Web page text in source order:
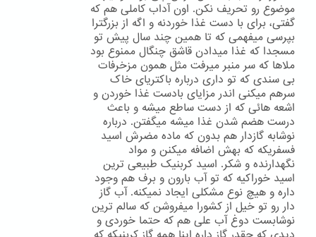
موضوع رو تحریف نکن. اون آداب کاملی هم که
گفتی، برای با دست غذا خوردنه و اگه از بزرگترا
بپرسی میفهمی که تا همین چند سال پیش تو
مسجدا که غذا میدادن قاشق چنگال ممنوع بود
ملاها که سر منبر میرفت مثل همون مزخرفات
بی سندی که تو داری درباره باکتریای خاک
سرهم میکنی اندر مزایای بادست غذا خوردن و
اشعه هائی که از دست ساطع میشه و باعث
درست هضم شدن غذا میشه میگفتن. درباره
نوشابه گازدار هم بدون که ماده مضرش اسید
فسفریکه که بهش اضافه میکنن و مواد
نگهدارنده و شکر. اسید کربنیک طبیعی ترین
اسید خوراکیه که تو آب بارون و برف هم وجود
داره و هیچ نوع مشکلی ایجاد نمیکنه. آب گاز
دار رو تو خیل از کشورا میفروشن که سالم ترین
نوشابست دوغ آب علی هم که حتما خوردی و